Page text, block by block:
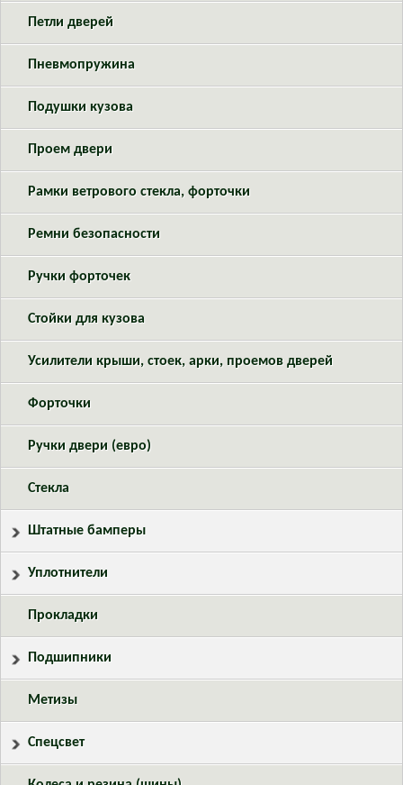
Петли дверей
Пневмопружина
Подушки кузова
Проем двери
Рамки ветрового стекла, форточки
Ремни безопасности
Ручки форточек
Стойки для кузова
Усилители крыши, стоек, арки, проемов дверей
Форточки
Ручки двери (евро)
Стекла
Штатные бамперы
Уплотнители
Прокладки
Подшипники
Метизы
Спецсвет